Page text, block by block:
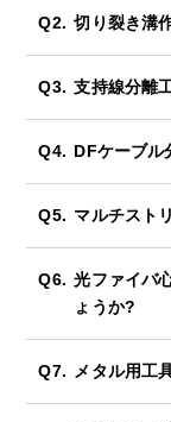
切り裂き溝
支持線分離
DFケーブル
マルチスト
光ファイバ
ょうか?
メタル用工